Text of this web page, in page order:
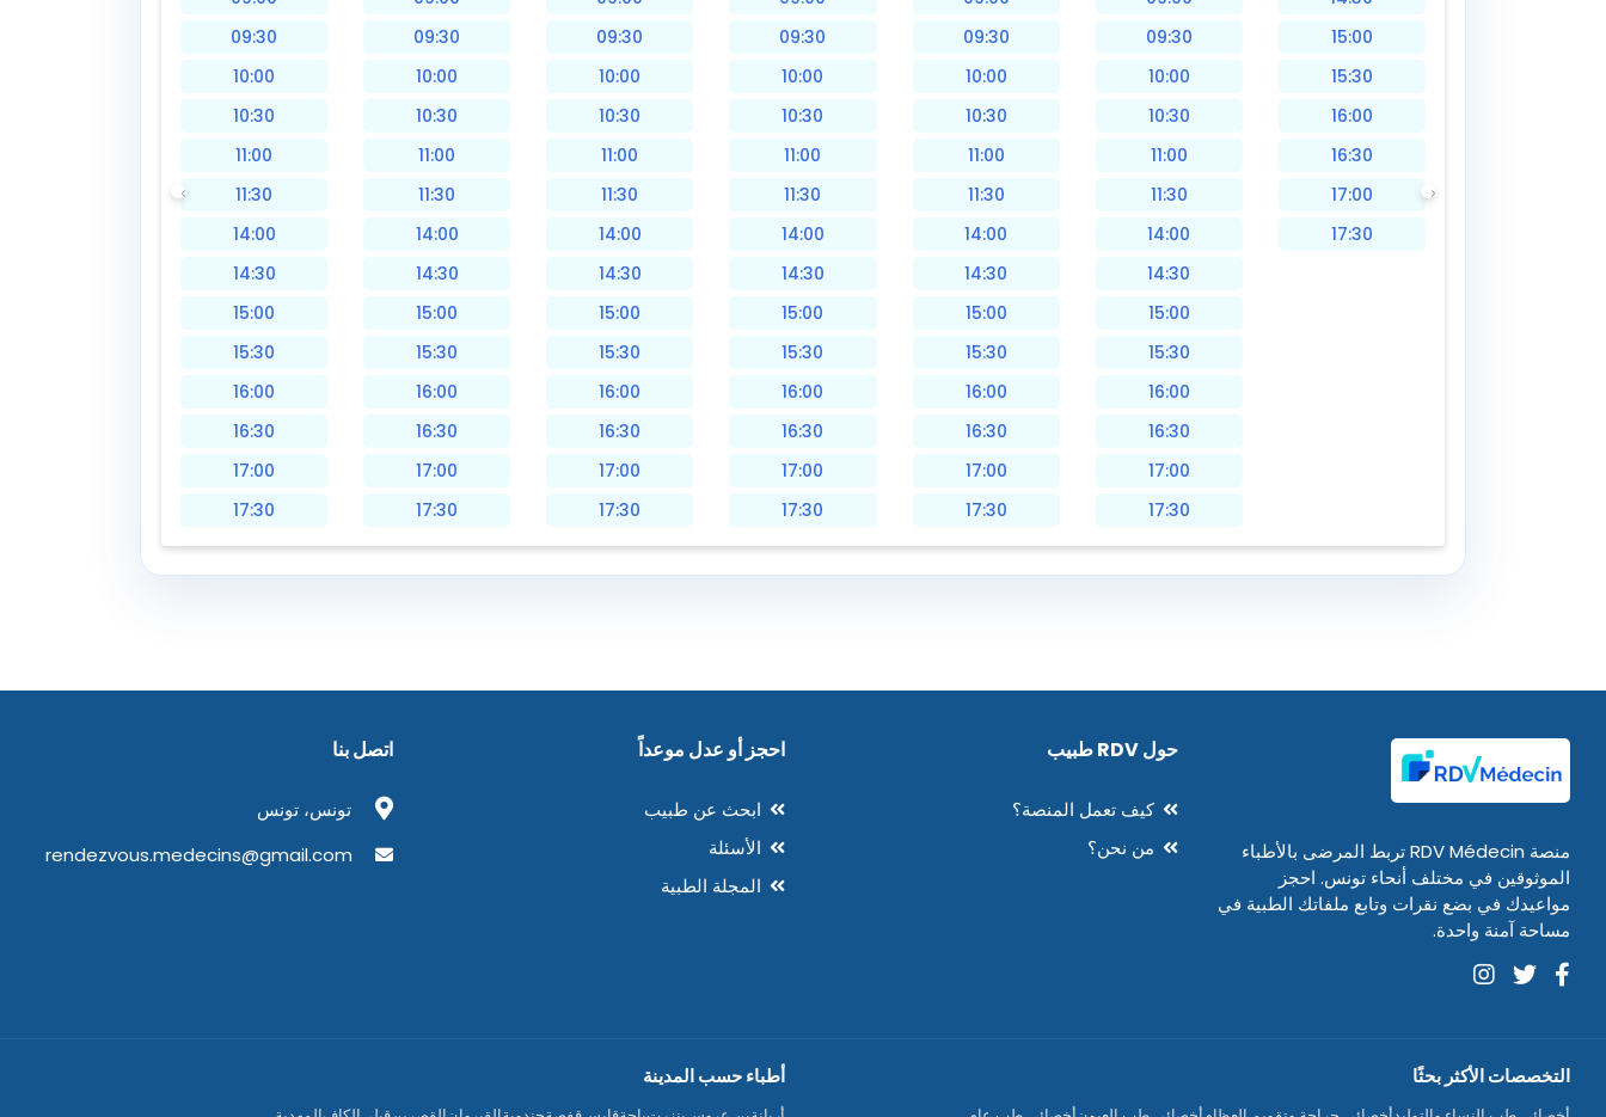
09:30
10:00
10:30
11:00
11:30
14:00
14:30
15:00
15:30
16:00
16:30
17:00
17:30
09:30
10:00
10:30
11:00
11:30
14:00
14:30
15:00
15:30
16:00
16:30
17:00
17:30
09:30
10:00
10:30
11:00
11:30
14:00
14:30
15:00
15:30
16:00
16:30
17:00
17:30
09:30
10:00
10:30
11:00
11:30
14:00
14:30
15:00
15:30
16:00
16:30
17:00
17:30
09:30
10:00
10:30
11:00
11:30
14:00
14:30
15:00
15:30
16:00
16:30
17:00
17:30
09:30
10:00
10:30
11:00
11:30
14:00
14:30
15:00
15:30
16:00
16:30
17:00
17:30
15:00
15:30
16:00
16:30
17:00
17:30
منصة RDV Médecin تربط المرضى بالأطباء
الموثوقين في مختلف أنحاء تونس. احجز
مواعيدك في بضع نقرات وتابع ملفاتك الطبية في
مساحة آمنة واحدة.
حول RDV طبيب
كيف تعمل المنصة؟
من نحن؟
احجز أو عدل موعداً
ابحث عن طبيب
الأسئلة
المجلة الطبية
اتصل بنا
تونس، تونس
التخصصات الأكثر بحثًا أطباء حسب المدينة